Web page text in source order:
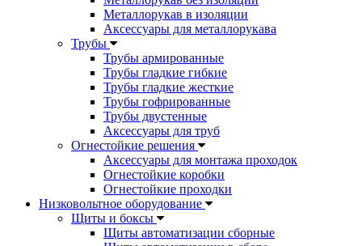
Металлорукав в изоляции
Аксессуары для металлорукава
Трубы
Трубы армированные
Трубы гладкие гибкие
Трубы гладкие жесткие
Трубы гофрированные
Трубы двустенные
Аксессуары для труб
Огнестойкие решения
Аксессуары для монтажа проходок
Огнестойкие коробки
Огнестойкие проходки
Низковольтное оборудование
Щиты и боксы
Щиты автоматизации сборные